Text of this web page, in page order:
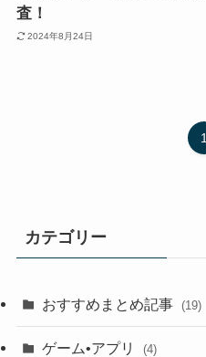
査！
2024年8月24日
1
カテゴリー
おすすめまとめ記事 (19)
ゲーム•アプリ (4)